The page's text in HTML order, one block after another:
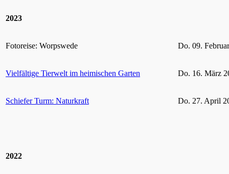
2023
Fotoreise: Worpswede Do. 09.
Vielfältige Tierwelt im heimischen Garten Do. 16. März
Schiefer Turm: Naturkraft Do. 27. April
2022